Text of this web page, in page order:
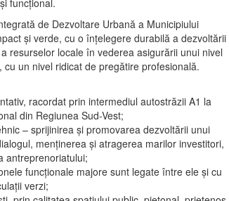
de Dezvoltare Urbană a Municipiului
şi verde, cu o înţelegere durabilă a dezvoltării
resurselor locale în vederea asigurării unui nivel
un nivel ridicat de pregătire profesională.
racordat prin intermediul autostrăzii A1 la
din Regiunea Sud-Vest;
– sprijinirea şi promovarea dezvoltării unui
menţinerea şi atragerea marilor investitori,
antreprenoriatului;
funcţionale majore sunt legate între ele şi cu
verzi;